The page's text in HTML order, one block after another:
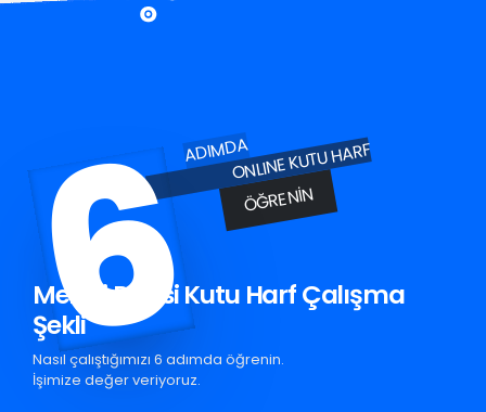
6ADIMDAONLINE KUTU HARF
ÖĞRENIN
Mezitli Pleksi Kutu Harf Çalışma
Şekli
Nasıl çalıştığımızı 6 adımda öğrenin.
İşimize değer veriyoruz.